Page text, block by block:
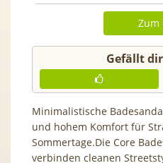
Zum
Gefällt
Minimalistische
und hohem Komfort für
Sommertage.Die Core
verbinden cleanen